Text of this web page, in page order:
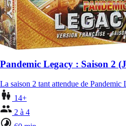
Pandemic Legacy : Saison 2
La saison 2 tant attendue de
14+
2 à 4